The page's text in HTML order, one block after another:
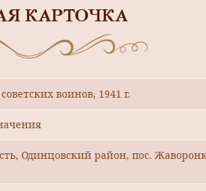
КАРТОЧКА
воинов, 1941 г.
Одинцовский район, пос.